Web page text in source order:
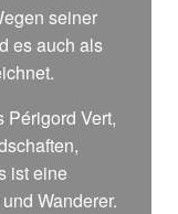
seiner
es auch als
Périgord Vert,
ist eine
Wanderer.